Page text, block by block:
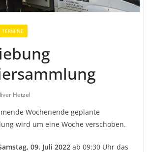
TERMINE
Hetzel
Wochenende geplante
wird um eine Woche verschoben.
09. Juli 2022 ab 09:30 Uhr das